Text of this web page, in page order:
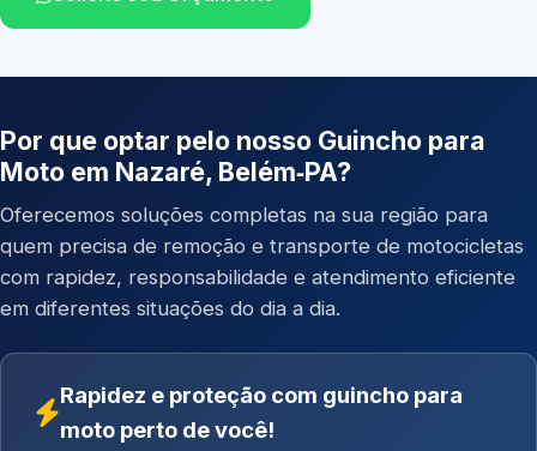
Por que optar pelo nosso Guincho para
Moto em Nazaré, Belém‑PA?
Oferecemos soluções completas na sua região para
quem precisa de remoção e transporte de motocicletas
com rapidez, responsabilidade e atendimento eficiente
em diferentes situações do dia a dia.
Rapidez e proteção com guincho para
moto perto de você!